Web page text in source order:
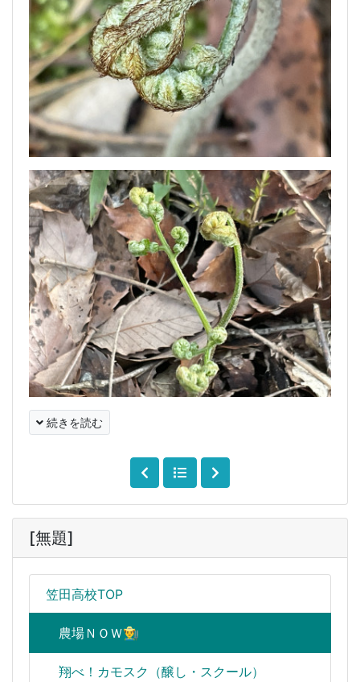
[無題]
笠田高校TOP
農場ＮＯＷ👨‍🌾
翔べ！カモスク（醸し・スクール）
続きを読む